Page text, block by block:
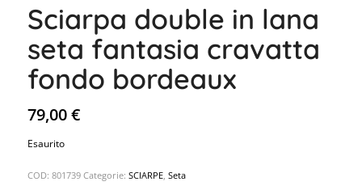
Sciarpa double in lana
seta fantasia cravatta
fondo bordeaux
79,00€
Esaurito
COD: 801739 Categorie: SCIARPE, Seta